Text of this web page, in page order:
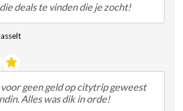
deals te vinden die je zocht!
geen geld op citytrip geweest
Alles was dik in orde!